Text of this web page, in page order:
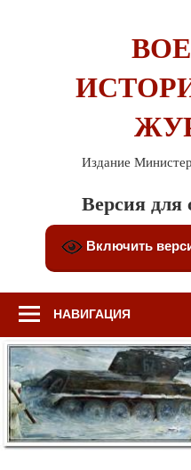
Издание
Версия для
Включить
НАВИГАЦИЯ